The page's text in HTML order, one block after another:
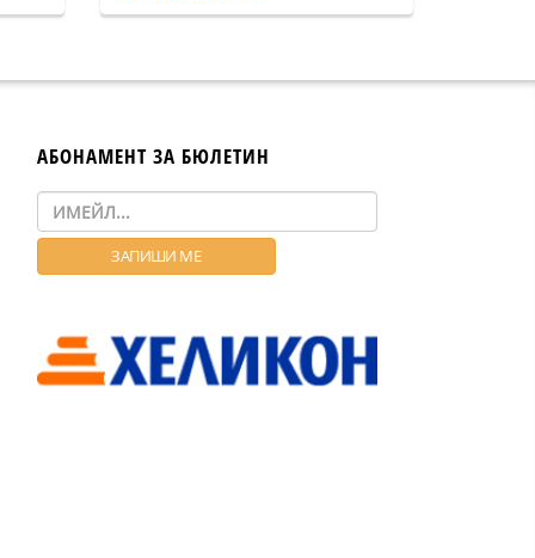
АБОНАМЕНТ ЗА БЮЛЕТИН